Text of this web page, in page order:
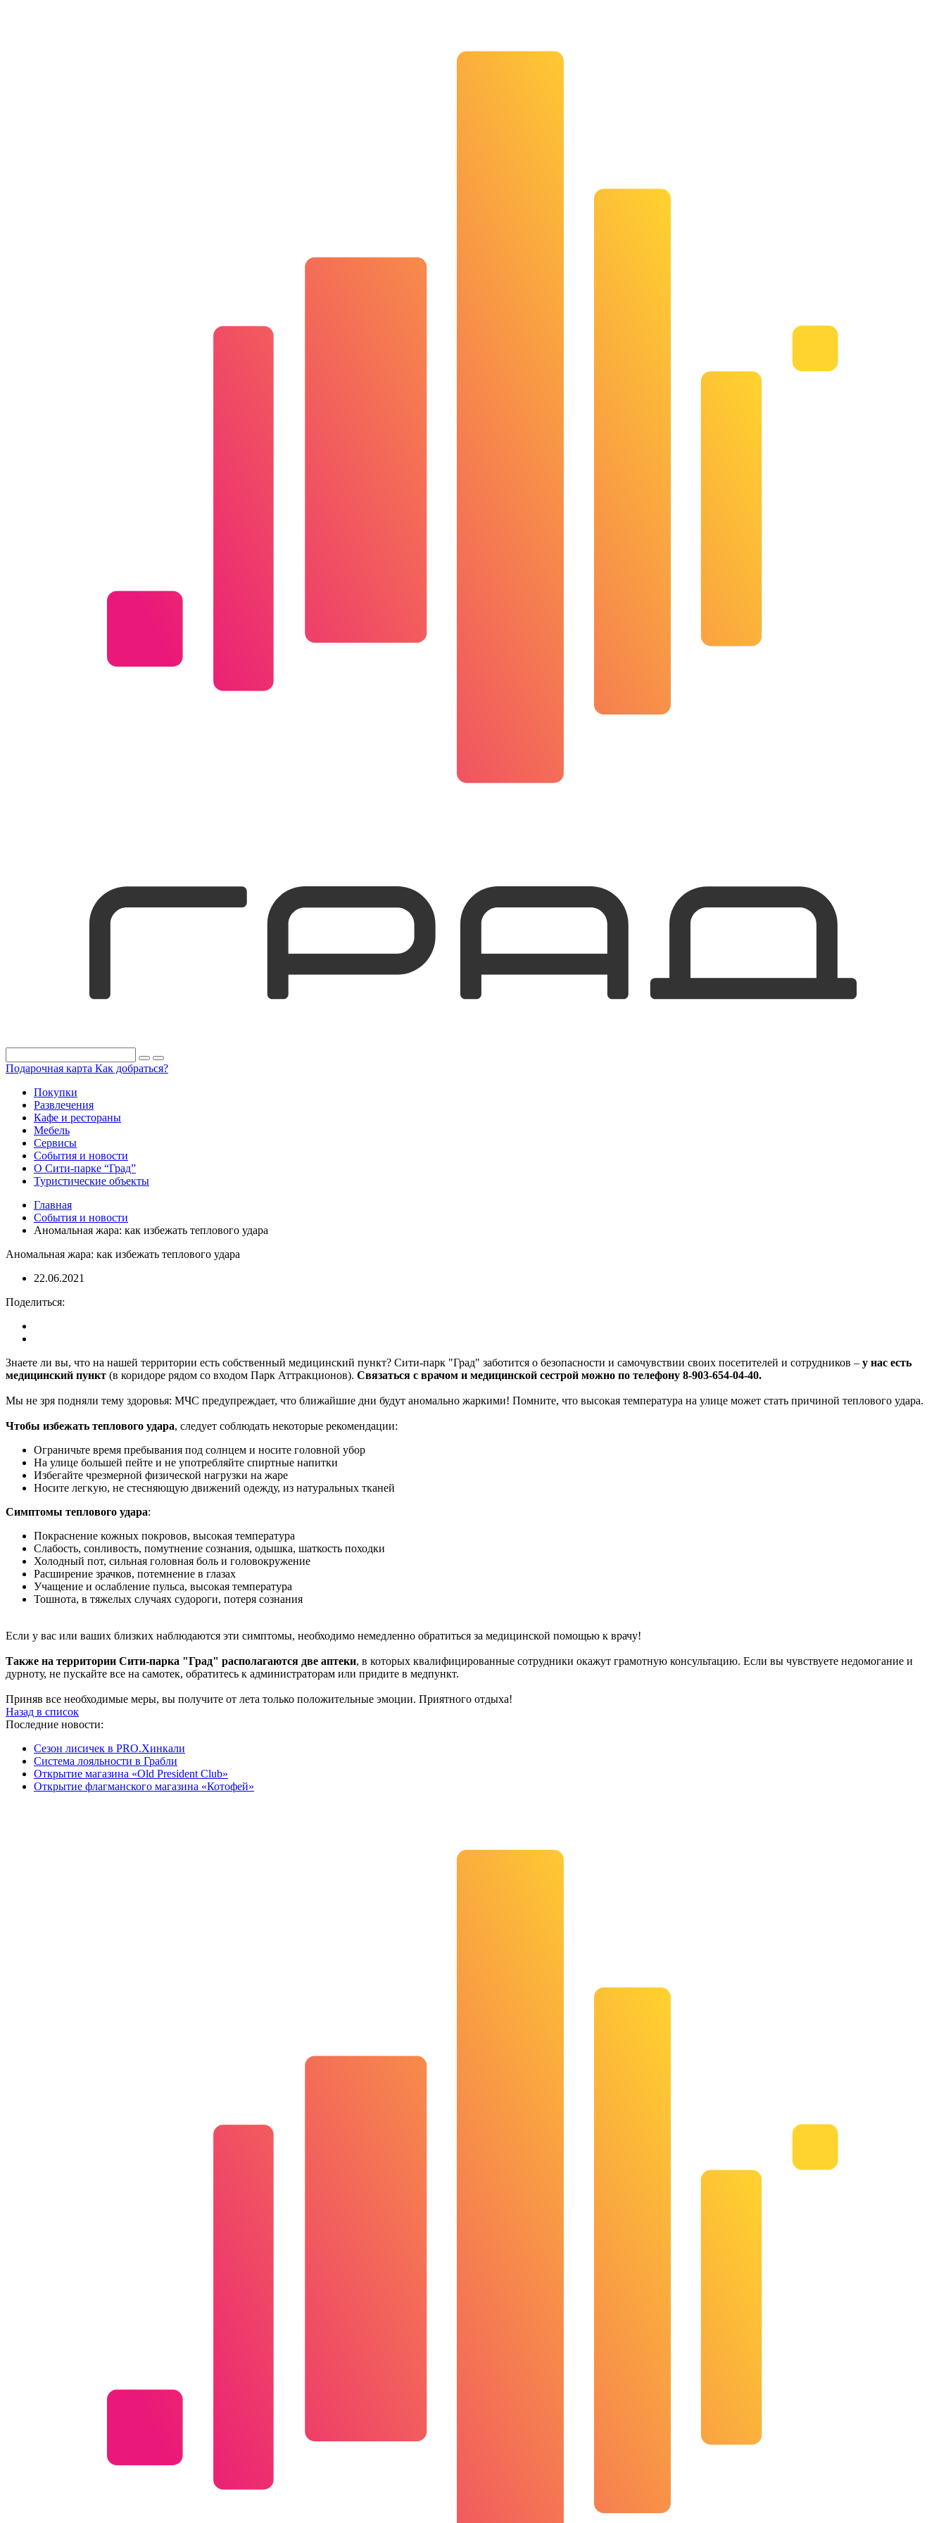
Подарочная карта Как добраться?
Покупки
Развлечения
Кафе и рестораны
Мебель
Сервисы
События и новости
О Сити-парке “Град”
Туристические объекты
Главная
События и новости
Аномальная жара: как избежать теплового удара
Аномальная жара: как избежать теплового удара
22.06.2021
Поделиться:
Знаете ли вы, что на нашей территории есть собственный медицинский пункт? Сити-парк "Град" заботится о безопасности и самочувствии своих посетителей и сотрудников – у нас есть
медицинский пункт (в коридоре рядом со входом Парк Аттракционов). Связаться с врачом и медицинской сестрой можно по телефону 8-903-654-04-40.
Мы не зря подняли тему здоровья: МЧС предупреждает, что ближайшие дни будут аномально жаркими! Помните, что высокая температура на улице может стать причиной теплового удара.
Чтобы избежать теплового удара, следует соблюдать некоторые рекомендации:
Ограничьте время пребывания под солнцем и носите головной убор
На улице большей пейте и не употребляйте спиртные напитки
Избегайте чрезмерной физической нагрузки на жаре
Носите легкую, не стесняющую движений одежду, из натуральных тканей
Симптомы теплового удара:
Покраснение кожных покровов, высокая температура
Слабость, сонливость, помутнение сознания, одышка, шаткость походки
Холодный пот, сильная головная боль и головокружение
Расширение зрачков, потемнение в глазах
Учащение и ослабление пульса, высокая температура
Тошнота, в тяжелых случаях судороги, потеря сознания
Если у вас или ваших близких наблюдаются эти симптомы, необходимо немедленно обратиться за медицинской помощью к врачу!
Также на территории Сити-парка "Град" располагаются две аптеки, в которых квалифицированные сотрудники окажут грамотную консультацию. Если вы чувствуете недомогание и
дурноту, не пускайте все на самотек, обратитесь к администраторам или придите в медпункт.
Приняв все необходимые меры, вы получите от лета только положительные эмоции. Приятного отдыха!
Назад в список
Последние новости:
Сезон лисичек в PRO.Хинкали
Система лояльности в Грабли
Открытие магазина «Old President Club»
Открытие флагманского магазина «Котофей»